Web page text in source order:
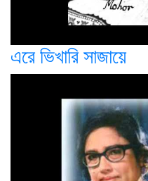
এরে ভিখারি সাজায়ে